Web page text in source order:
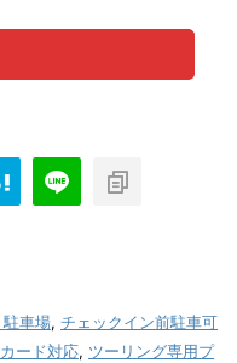
駐車場, チェックイン前駐車可
ード対応, ツーリング専用プ